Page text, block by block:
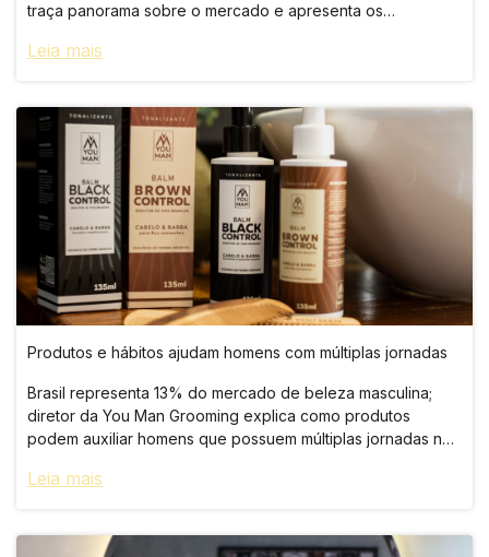
traça panorama sobre o mercado e apresenta os
Leia mais
Produtos e hábitos ajudam homens com múltiplas jornadas
Brasil representa 13% do mercado de beleza masculina;
diretor da You Man Grooming explica como produtos
podem auxiliar homens que possuem múltiplas jornadas no
Leia mais